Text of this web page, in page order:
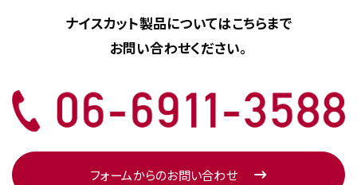
ナイスカット製品についてはこちらまで
お問い合わせください。
フォームからのお問い合わせ